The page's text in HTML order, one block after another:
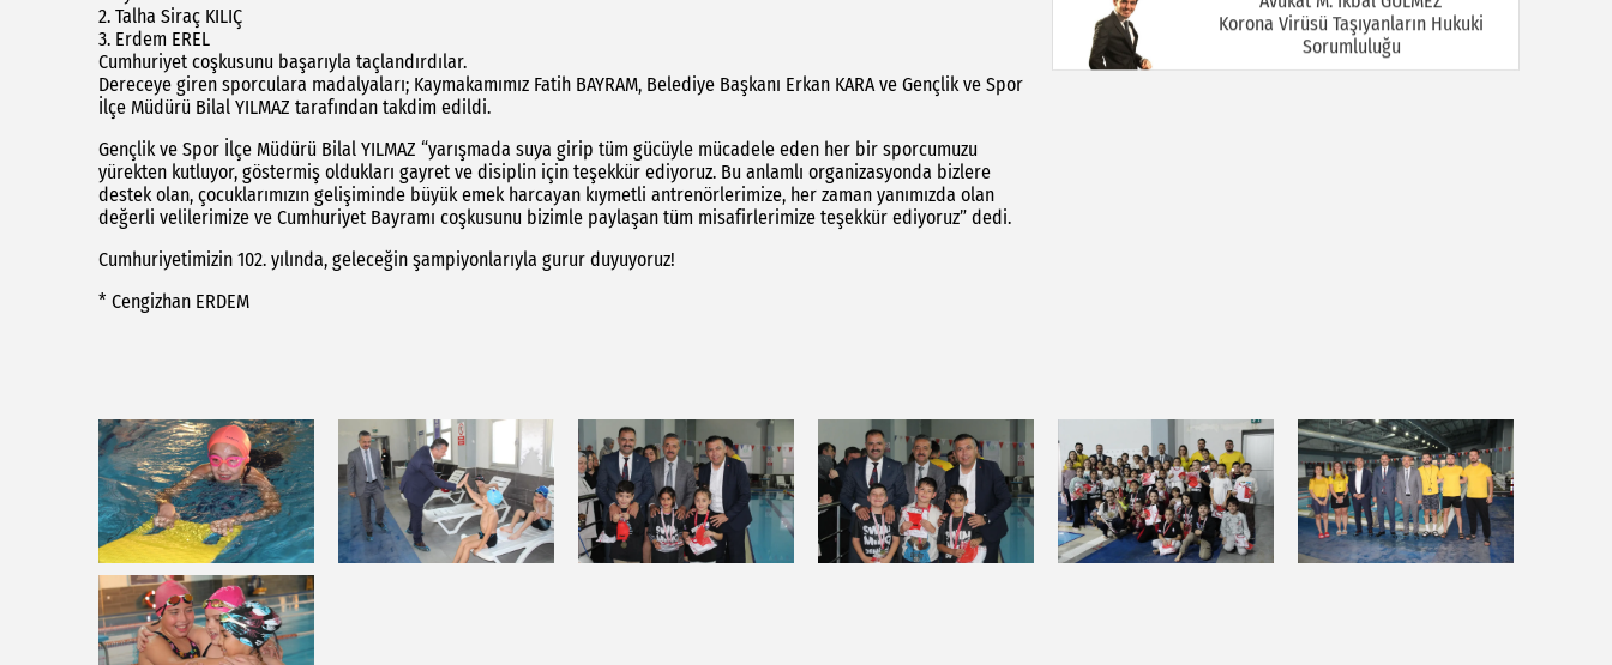
2. Talha Siraç KILIÇ
3. Erdem EREL
Cumhuriyet coşkusunu başarıyla taçlandırdılar.
Dereceye giren sporculara madalyaları; Kaymakamımız Fatih BAYRAM, Belediye Başkanı Erkan KARA ve Gençlik ve Spor
İlçe Müdürü Bilal YILMAZ tarafından takdim edildi.
Gençlik ve Spor İlçe Müdürü Bilal YILMAZ “yarışmada suya girip tüm gücüyle mücadele eden her bir sporcumuzu
yürekten kutluyor, göstermiş oldukları gayret ve disiplin için teşekkür ediyoruz. Bu anlamlı organizasyonda bizlere
destek olan, çocuklarımızın gelişiminde büyük emek harcayan kıymetli antrenörlerimize, her zaman yanımızda olan
değerli velilerimize ve Cumhuriyet Bayramı coşkusunu bizimle paylaşan tüm misafirlerimize teşekkür ediyoruz” dedi.
Cumhuriyetimizin 102. yılında, geleceğin şampiyonlarıyla gurur duyuyoruz!
* Cengizhan ERDEM
Korona Virüsü Taşıyanların Hukuki
Sorumluluğu
Betül KOÇALAY
AKINCI DESTANI
Burak GÖKSAL
İSTİKLÂLİN CAN ATAĞI : TÜRK BAYRAĞI